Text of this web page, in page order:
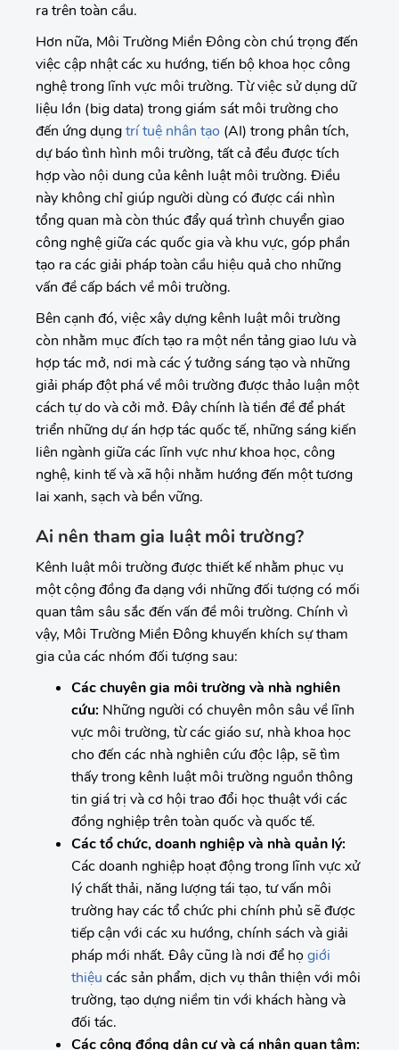
ra trên toàn cầu.
Hơn nữa, Môi Trường Miền Đông còn chú trọng đến
việc cập nhật các xu hướng, tiến bộ khoa học công
nghệ trong lĩnh vực môi trường. Từ việc sử dụng dữ
liệu lớn (big data) trong giám sát môi trường cho
đến ứng dụngtrí tuệ nhân tạo (AI) trong phân tích,
dự báo tình hình môi trường, tất cả đều được tích
hợp vào nội dung của kênh luật môi trường. Điều
này không chỉ giúp người dùng có được cái nhìn
tổng quan mà còn thúc đẩy quá trình chuyển giao
công nghệ giữa các quốc gia và khu vực, góp phần
tạo ra các giải pháp toàn cầu hiệu quả cho những
vấn đề cấp bách về môi trường.
Bên cạnh đó, việc xây dựng kênh luật môi trường
còn nhằm mục đích tạo ra một nền tảng giao lưu và
hợp tác mở, nơi mà các ý tưởng sáng tạo và những
giải pháp đột phá về môi trường được thảo luận một
cách tự do và cởi mở. Đây chính là tiền đề để phát
triển những dự án hợp tác quốc tế, những sáng kiến
liên ngành giữa các lĩnh vực như khoa học, công
nghệ, kinh tế và xã hội nhằm hướng đến một tương
lai xanh, sạch và bền vững.
Ai nên tham gia luật môi trường?
Kênh luật môi trường được thiết kế nhằm phục vụ
một cộng đồng đa dạng với những đối tượng có mối
quan tâm sâu sắc đến vấn đề môi trường. Chính vì
vậy, Môi Trường Miền Đông khuyến khích sự tham
gia của các nhóm đối tượng sau:
Các chuyên gia môi trường và nhà nghiên
cứu: Những người có chuyên môn sâu về lĩnh
vực môi trường, từ các giáo sư, nhà khoa học
cho đến các nhà nghiên cứu độc lập, sẽ tìm
thấy trong kênh luật môi trường nguồn thông
tin giá trị và cơ hội trao đổi học thuật với các
đồng nghiệp trên toàn quốc và quốc tế.
Các tổ chức, doanh nghiệp và nhà quản lý:
Các doanh nghiệp hoạt động trong lĩnh vực xử
lý chất thải, năng lượng tái tạo, tư vấn môi
trường hay các tổ chức phi chính phủ sẽ được
tiếp cận với các xu hướng, chính sách và giải
pháp mới nhất. Đây cũng là nơi để họ giới
thiệu các sản phẩm, dịch vụ thân thiện với môi
trường, tạo dựng niềm tin với khách hàng và
đối tác.
Các cộng đồng dân cư và cá nhân quan tâm: